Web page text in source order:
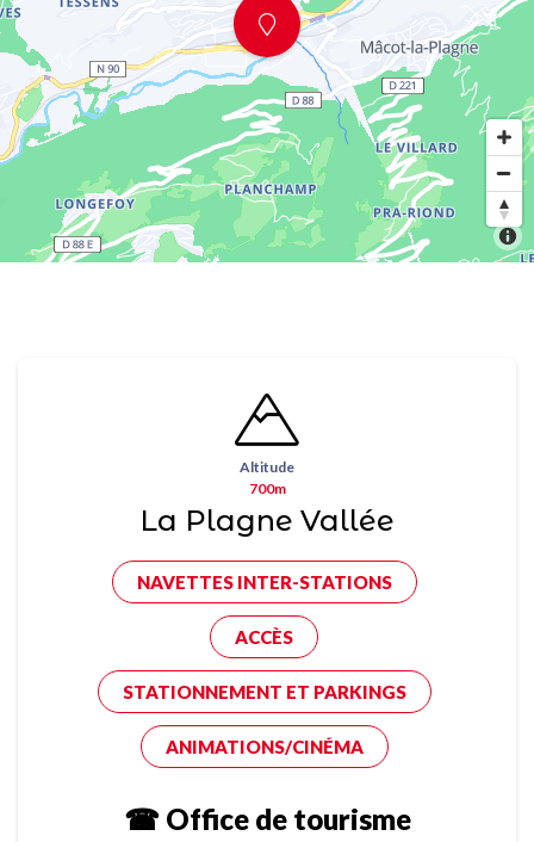
Altitude
700m
La Plagne Vallée
NAVETTES INTER-STATIONS
ACCÈS
STATIONNEMENT ET PARKINGS
ANIMATIONS/CINÉMA
☎ Office de tourisme